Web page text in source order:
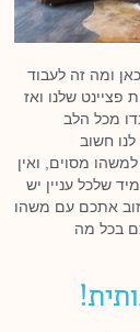
ומה זה לעבוד
פציינט שלנו ואז
מכל הלב
חשוב
מסוים, ואין
שלכל עניין יש
אתכם עם משהו
בכל מה